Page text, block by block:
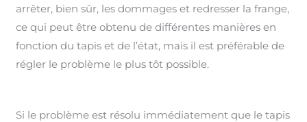
arrêter, bien sûr, les dommages et redresser la frange,
ce qui peut être obtenu de différentes manières en
fonction du tapis et de l’état, mais il est préférable de
régler le problème le plus tôt possible.
Si le problème est résolu immédiatement que le tapis